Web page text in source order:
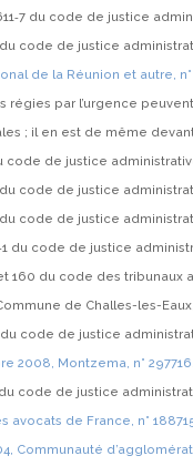
du code de justice
du code de justice
de la Réunion et autre,
régies par l’urgence
; il en est de même
code de justice
du code de justice
du code de justice
du code de justice
160 du code des tribunaux
de Challes-les-Eaux,
du code de justice
2008, Montzema, n° 297716
du code de justice
avocats de France, n°
Communauté